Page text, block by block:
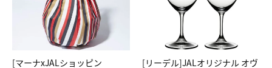
[マーナxJALショッピン
[リーデル]JALオリジナル オヴ